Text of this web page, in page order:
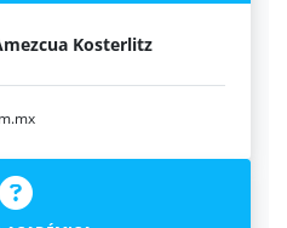
Kosterlitz